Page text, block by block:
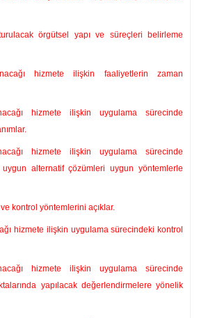
örgütsel yapı ve süreçleri belirleme
hizmete ilişkin faaliyetlerin zaman
hizmete ilişkin uygulama sürecinde
hizmete ilişkin uygulama sürecinde
alternatif çözümleri uygun yöntemlerle
kontrol yöntemlerini açıklar.
hizmete ilişkin uygulama sürecindeki kontrol
hizmete ilişkin uygulama sürecinde
yapılacak değerlendirmelere yönelik